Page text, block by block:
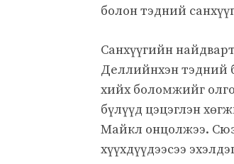
болон тэдний
Санхүүгийн
Деллийнхэн тэдний
хийх боломжийг
бүлүүд цэцэглэн
Майкл онцолжээ.
хүүхдүүдээсээ